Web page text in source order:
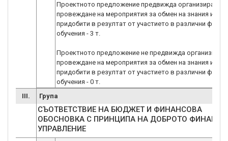
Проектното предложение предвижда организиране
провеждане на мероприятия за обмен на знания и
придобити в резултат от участието в различни
обучения - 3 т.
Проектното предложение не предвижда
провеждане на мероприятия за обмен на знания и
придобити в резултат от участието в различни
обучения - 0 т.
III.
Група
СЪОТВЕТСТВИЕ НА БЮДЖЕТ И ФИНАНСОВА
ОБОСНОВКА С ПРИНЦИПА НА ДОБРОТО
УПРАВЛЕНИЕ